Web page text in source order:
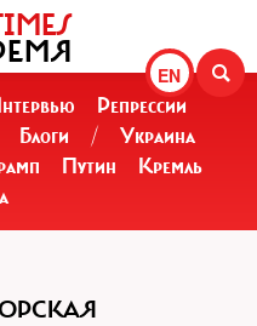
EN
Репрессии
Блоги /
Украина
Путин
Кремль